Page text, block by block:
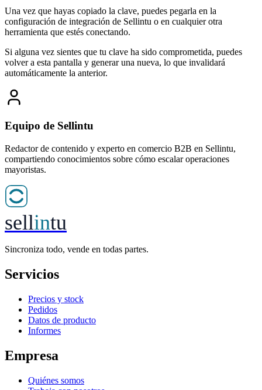
Una vez que hayas copiado la clave, puedes pegarla en la
configuración de integración de Sellintu o en cualquier otra
herramienta que estés conectando.
Si alguna vez sientes que tu clave ha sido comprometida, puedes
volver a esta pantalla y generar una nueva, lo que invalidará
automáticamente la anterior.
Equipo de Sellintu
Redactor de contenido y experto en comercio B2B en Sellintu,
compartiendo conocimientos sobre cómo escalar operaciones
mayoristas.
sellintu
Sincroniza todo, vende en todas partes.
Servicios
Precios y stock
Pedidos
Datos de producto
Informes
Empresa
Quiénes somos